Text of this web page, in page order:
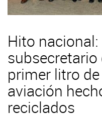
Hito nacional:
subsecretario
primer litro
aviación
reciclados